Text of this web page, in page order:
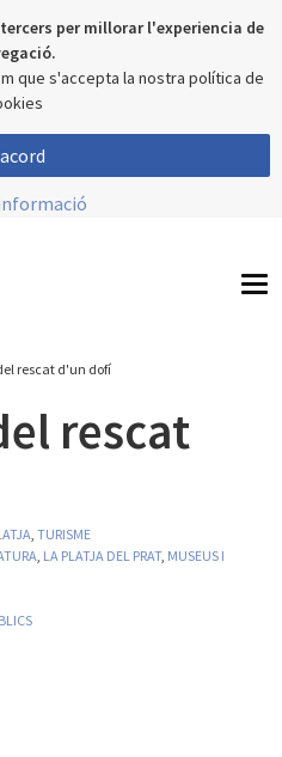
per millorar l'experiencia de
que s'accepta la nostra política de
rescat d'un dofí
rescat
, TURISME
, LA PLATJA DEL PRAT, MUSEUS I